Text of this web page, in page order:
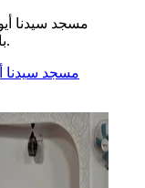
مسجد سيدنا
بالجزائر، ويُقام فيه الصلوات الخمس والجمعة.
مسجد سيدنا